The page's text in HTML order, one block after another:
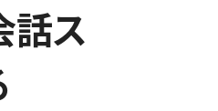
話ス